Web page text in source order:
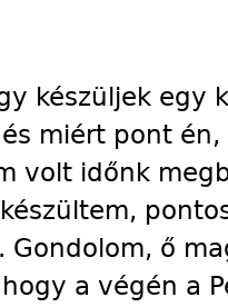
készüljek egy
miért pont
volt időnk
ő
a végén a